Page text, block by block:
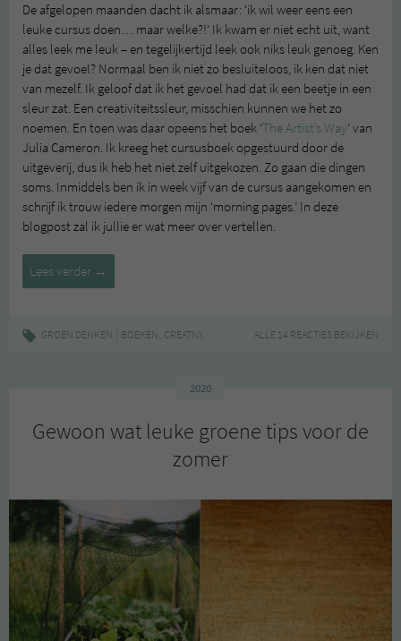
De afgelopen maanden dacht ik alsmaar: ‘ik wil weer eens een
leuke cursus doen… maar welke?!’ Ik kwam er niet echt uit, want
alles leek me leuk – en tegelijkertijd leek ook niks leuk genoeg. Ken
je dat gevoel? Normaal ben ik niet zo besluiteloos, ik ken dat niet
van mezelf. Ik geloof dat ik het gevoel had dat ik een beetje in een
sleur zat. Een creativiteitssleur, misschien kunnen we het zo
noemen. En toen was daar opeens het boek ‘The Artist’s Way‘ van
Julia Cameron. Ik kreeg het cursusboek opgestuurd door de
uitgeverij, dus ik heb het niet zelf uitgekozen. Zo gaan die dingen
soms. Inmiddels ben ik in week vijf van de cursus aangekomen en
schrijf ik trouw iedere morgen mijn ‘morning pages.’ In deze
blogpost zal ik jullie er wat meer over vertellen.
Lees verder Morning
Pages
The
→
GROEN DENKEN BOEKEN, CREATIVITEIT LIFESTYLE,PERSOONLIJKE
ALLE 14 REACTIES BEKIJKEN
2020
Gewoon wat leuke groene tips voor de
zomer